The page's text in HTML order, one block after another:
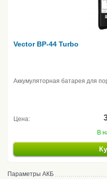
Vector BP-44 Turbo
Аккумуляторная батарея для
Цена:
В
Параметры АКБ